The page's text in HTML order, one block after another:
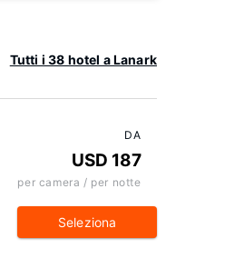
Tutti i 38 hotel a Lanark
DA
USD 187
per camera / per notte
Seleziona